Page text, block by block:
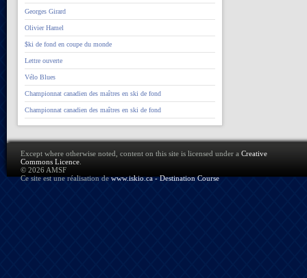
Georges Girard
Olivier Hamel
$ki de fond en coupe du monde
Lettre ouverte
Vélo Blues
Championnat canadien des maîtres en ski de fond
Championnat canadien des maîtres en ski de fond
Except where otherwise noted, content on this site is licensed under a Creative
Commons Licence
© 2026 AMSF
Ce site est une réalisation dewww.iskio.ca - Destination Course